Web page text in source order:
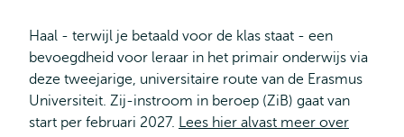
Haal - terwijl je betaald voor de klas staat - een
bevoegdheid voor leraar in het primair onderwijs via
deze tweejarige, universitaire route van de Erasmus
Universiteit. Zij-instroom in beroep (ZiB) gaat van
start per februari 2027. Lees hier alvast meer over